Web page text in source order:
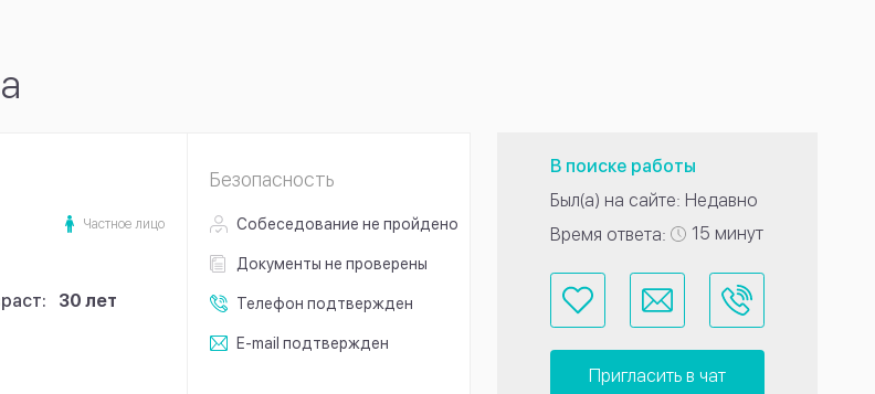
Частное лицо
30 лет
Безопасность
Собеседование не пройдено
Документы не проверены
Телефон подтвержден
E-mail подтвержден
В поиске работы
Был(а) на сайте: Недавно
Время ответа:
15 минут
Пригласить в чат